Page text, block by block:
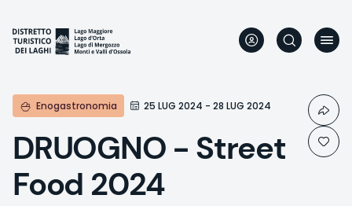
Inhalt
Enogastronomia 25 LUG 2024 - 28 LUG 2024
DRUOGNO - Street
Food 2024